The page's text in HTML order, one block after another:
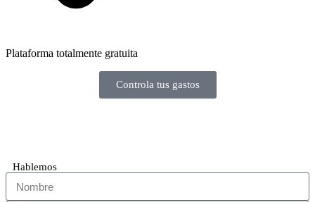
Plataforma totalmente gratuita
Controla tus gastos
Hablemos